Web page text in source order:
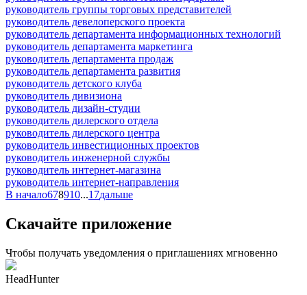
руководитель группы торговых представителей
руководитель девелоперского проекта
руководитель департамента информационных технологий
руководитель департамента маркетинга
руководитель департамента продаж
руководитель департамента развития
руководитель детского клуба
руководитель дивизиона
руководитель дизайн-студии
руководитель дилерского отдела
руководитель дилерского центра
руководитель инвестиционных проектов
руководитель инженерной службы
руководитель интернет-магазина
руководитель интернет-направления
В начало678910...17дальше
Скачайте приложение
Чтобы получать уведомления о приглашениях мгновенно
HeadHunter